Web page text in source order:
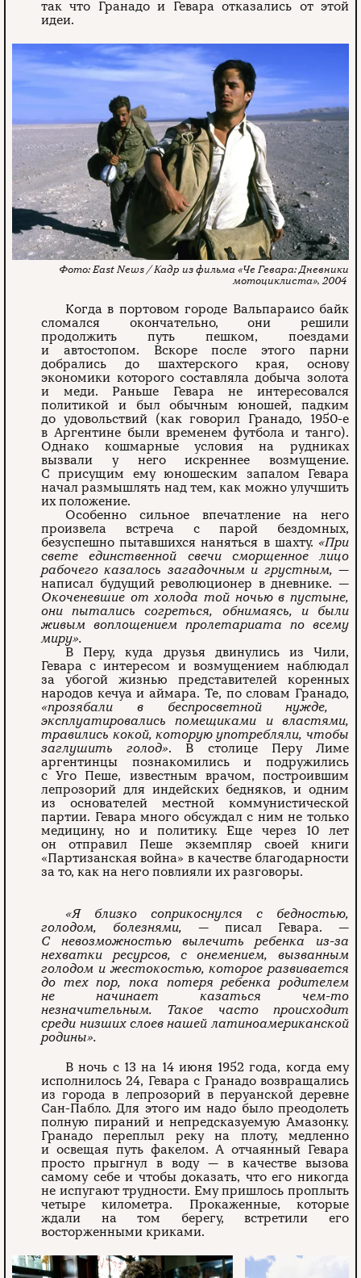
так что Гранадо и Гевара отказались от этой
идеи.
East News / Кадр из фильма «Че Гевара: Дневники
мотоциклиста», 2004
Когда в портовом городе Вальпараисо байк
сломался окончательно, они решили
продолжить путь пешком, поездами
и автостопом. Вскоре после этого парни
добрались до шахтерского края, основу
экономики которого составляла добыча золота
и меди. Раньше Гевара не интересовался
политикой и был обычным юношей, падким
до удовольствий (как говорил Гранадо, 1950-е
в Аргентине были временем футбола и танго).
Однако кошмарные условия на рудниках
вызвали у него искреннее возмущение.
С присущим ему юношеским запалом Гевара
начал размышлять над тем, как можно улучшить
их положение.
Особенно сильное впечатление на него
произвела встреча с парой бездомных,
безуспешно пытавшихся наняться в шахту. «При
свете единственной свечи сморщенное лицо
рабочего казалось загадочным и грустным, —
написал будущий революционер в дневнике. —
Окоченевшие от холода той ночью в пустыне,
они пытались согреться, обнимаясь, и были
живым воплощением пролетариата по всему
миру».
В Перу, куда друзья двинулись из Чили,
Гевара с интересом и возмущением наблюдал
за убогой жизнью представителей коренных
народов кечуа и аймара. Те, по словам Гранадо,
«прозябали в беспросветной нужде,
эксплуатировались помещиками и властями,
травились кокой, которую употребляли, чтобы
заглушить голод». В столице Перу Лиме
аргентинцы познакомились и подружились
с Уго Пеше, известным врачом, построившим
лепрозорий для индейских бедняков, и одним
из основателей местной коммунистической
партии. Гевара много обсуждал с ним не только
медицину, но и политику. Еще через 10 лет
он отправил Пеше экземпляр своей книги
«Партизанская война» в качестве благодарности
за то, как на него повлияли их разговоры.
«Я близко соприкоснулся с бедностью,
голодом, болезнями,— писал Гевара. —
С невозможностью вылечить ребенка из-за
нехватки ресурсов, с онемением, вызванным
голодом и жестокостью, которое развивается
до тех пор, пока потеря ребенка родителем
не начинает казаться чем-то
незначительным. Такое часто происходит
среди низших слоев нашей латиноамериканской
родины».
В ночь с 13 на 14 июня 1952 года, когда ему
исполнилось 24, Гевара с Гранадо возвращались
из города в лепрозорий в перуанской деревне
Сан-Пабло. Для этого им надо было преодолеть
полную пираний и непредсказуемую Амазонку.
Гранадо переплыл реку на плоту, медленно
и освещая путь факелом. А отчаянный Гевара
просто прыгнул в воду — в качестве вызова
самому себе и чтобы доказать, что его никогда
не испугают трудности. Ему пришлось проплыть
четыре километра. Прокаженные, которые
ждали на том берегу, встретили его
восторженными криками.